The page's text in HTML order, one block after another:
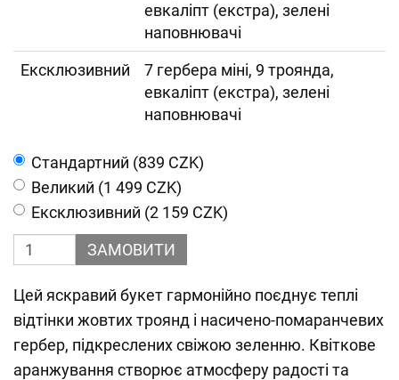
евкаліпт (екстра), зелені
наповнювачі
Ексклюзивний
7 гербера міні, 9 троянда,
евкаліпт (екстра), зелені
наповнювачі
Cтандартний (839 CZK)
Великий (1 499 CZK)
Ексклюзивний (2 159 CZK)
ЗАМОВИТИ
Цей яскравий букет гармонійно поєднує теплі
відтінки жовтих троянд і насичено-помаранчевих
гербер, підкреслених свіжою зеленню. Квіткове
аранжування створює атмосферу радості та